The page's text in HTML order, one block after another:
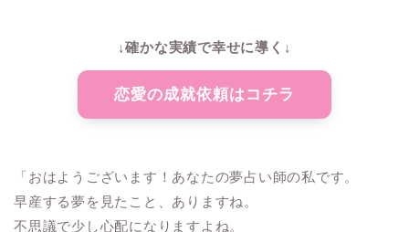
↓確かな実績で幸せに導く↓
恋愛の成就依頼はコチラ
「おはようございます！あなたの夢占い師の私です。
早産する夢を見たこと、ありますね。
不思議で少し心配になりますよね。